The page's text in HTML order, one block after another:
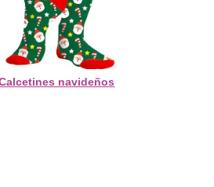
navideños